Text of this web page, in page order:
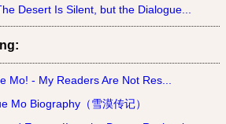
Desert Is Silent, but the Dialogue...
Mo! - My Readers Are Not Res...
Mo Biography（雪漠传记）